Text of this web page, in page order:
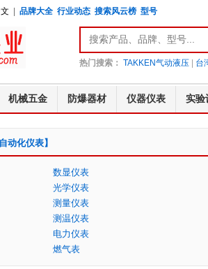
品牌大全 行业动态 搜索风云榜 型号
热门搜索： TAKKEN气动液压| 台
机械五金 防爆器材 仪器仪表 实验
动化仪表】
数显仪表
光学仪表
测量仪表
测温仪表
电力仪表
燃气表